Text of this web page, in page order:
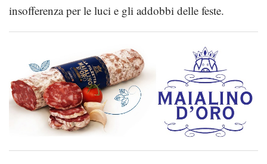
insofferenza per le luci e gli addobbi delle feste.